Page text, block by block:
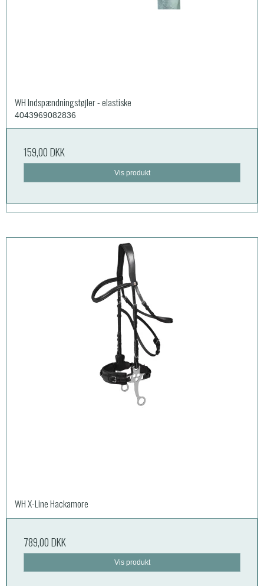
WH Indspændningstøjler - elastiske
4043969082836
159,00 DKK
Vis produkt
WH X-Line Hackamore
789,00 DKK
Vis produkt